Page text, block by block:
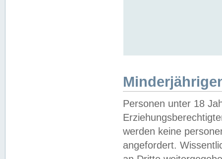
Personen unter 18
werden keine
angefordert.